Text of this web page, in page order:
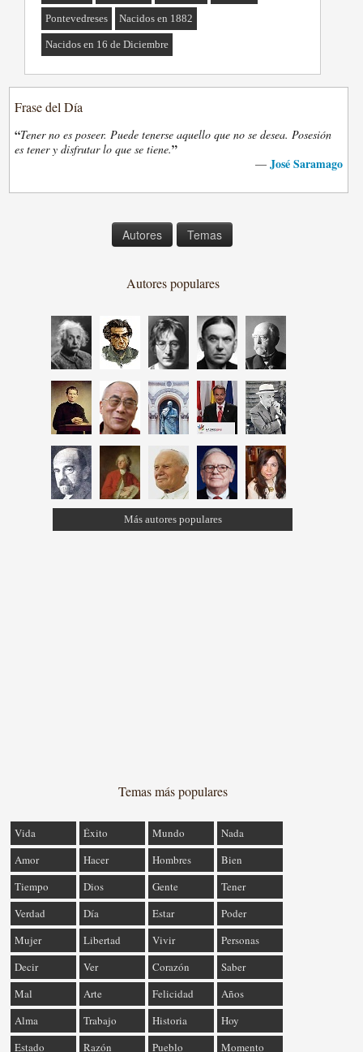
Pontevedreses Nacidos en 1882
Nacidos en 16 de Diciembre
Frase del Día
“Tener no es poseer. Puede tenerse aquello que no se desea. Posesión
es tener y disfrutar lo que se tiene.”
— José Saramago
Autores Temas
Autores populares
Más autores populares
Temas más populares
Vida Éxito Mundo
Nada
Amor
Hacer Hombres
Bien
Tiempo
Dios Gente
Tener
Verdad
Día Estar
Poder
Mujer
Libertad Vivir
Personas
Decir
Ver Corazón
Saber
Mal
Arte Felicidad
Años
Alma
Trabajo Historia
Hoy
Estado
Razón Pueblo Momento